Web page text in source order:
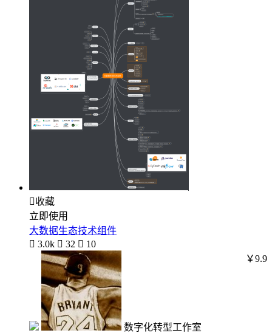
收藏
立即使用
大数据生态技术组件
 3.0k  32  10
数字化转型工作室
￥9.9